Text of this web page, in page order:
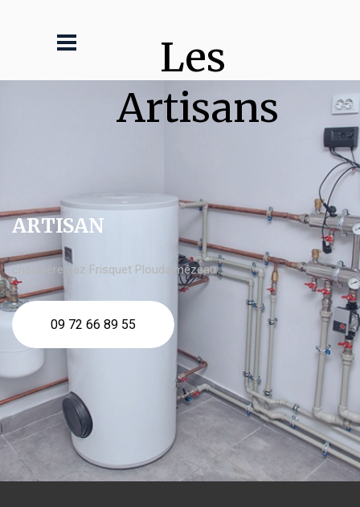
Les
Artisans
ARTISAN
chaudière gaz Frisquet Ploudalmézeau
09 72 66 89 55